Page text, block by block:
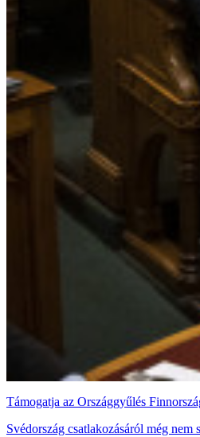
Támogatja az Országgyűlés
Svédország csatlakozásáról még nem